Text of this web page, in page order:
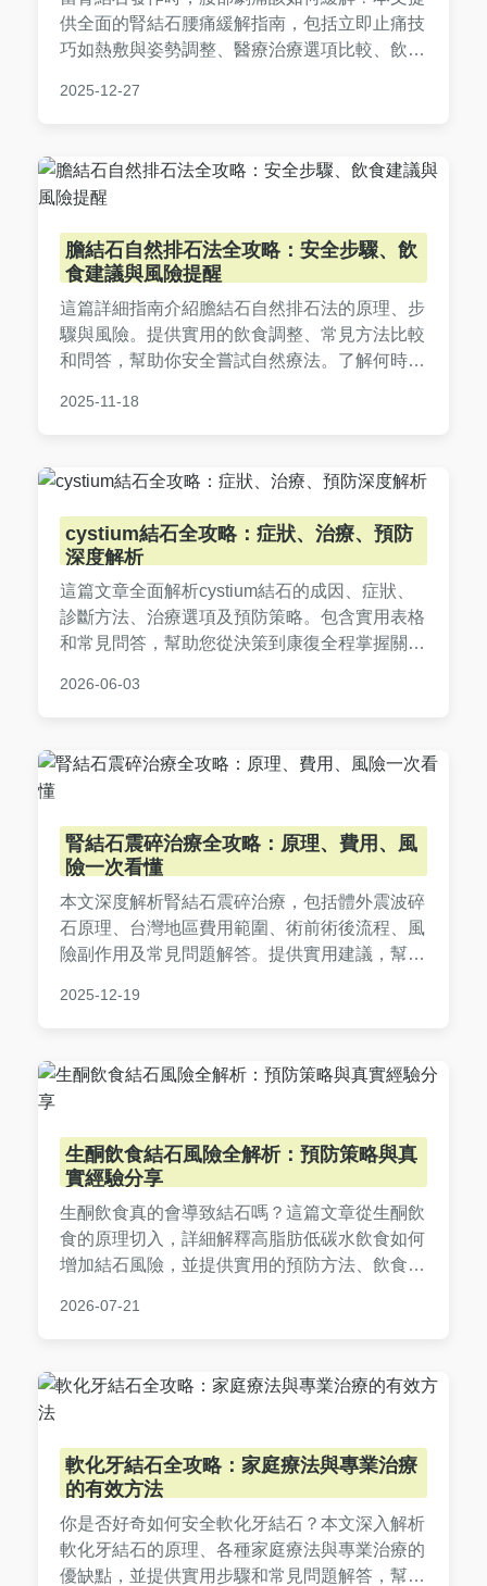
供全面的腎結石腰痛緩解指南，包括立即止痛技
巧如熱敷與姿勢調整、醫療治療選項比較、飲食
助您有效管理疼痛，避免復發。
2025-12-27
膽結石自然排石法全攻略：安全步驟、飲
食建議與風險提醒
這篇詳細指南介紹膽結石自然排石法的原理、步
驟與風險。提供實用的飲食調整、常見方法比較
和問答，幫助你安全嘗試自然療法。了解何時該
基於常見醫學知識，強調謹慎行事。
2025-11-18
cystium結石全攻略：症狀、治療、預防
深度解析
這篇文章全面解析cystium結石的成因、症狀、
診斷方法、治療選項及預防策略。包含實用表格
和常見問答，幫助您從決策到康復全程掌握關鍵
2026-06-03
腎結石震碎治療全攻略：原理、費用、風
險一次看懂
本文深度解析腎結石震碎治療，包括體外震波碎
石原理、台灣地區費用範圍、術前術後流程、風
險副作用及常見問題解答。提供實用建議，幫助
策。內容基於醫療知識和真實經驗，避免空洞理
2025-12-19
生酮飲食結石風險全解析：預防策略與真
實經驗分享
生酮飲食真的會導致結石嗎？這篇文章從生酮飲
食的原理切入，詳細解釋高脂肪低碳水飲食如何
增加結石風險，並提供實用的預防方法、飲食調
長期實踐者，都能學會如何避免結石困擾，保護
2026-07-21
軟化牙結石全攻略：家庭療法與專業治療
的有效方法
你是否好奇如何安全軟化牙結石？本文深入解析
軟化牙結石的原理、各種家庭療法與專業治療的
優缺點，並提供實用步驟和常見問題解答，幫助